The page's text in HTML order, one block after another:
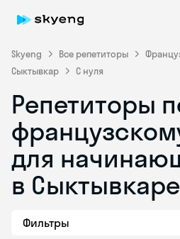
Skyeng Все репетиторы
Сыктывкар
С нуля
Репетиторы
для
в
Фильтры
Skyeng Chat